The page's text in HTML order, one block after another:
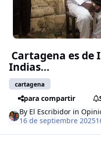
Cartagena es de
Indias…
cartagena
para compartir
By El Escribidor in
16 de septiembre 2025